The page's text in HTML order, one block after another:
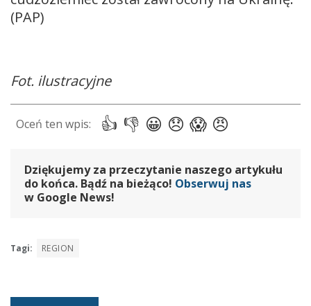
(PAP)
Fot. ilustracyjne
Dziękujemy za przeczytanie naszego artykułu
do końca. Bądź na bieżąco! Obserwuj nas
w Google News!
Tagi: REGION